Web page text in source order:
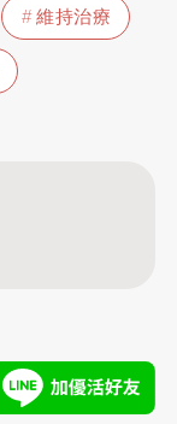
維持治療